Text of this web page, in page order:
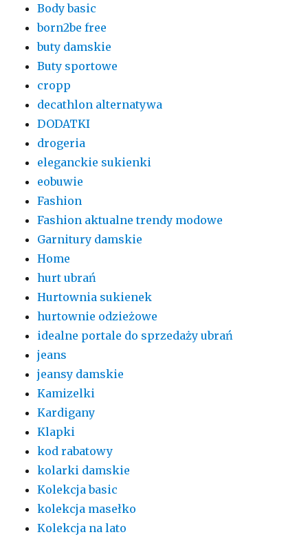
Body basic
born2be free
buty damskie
Buty sportowe
cropp
decathlon alternatywa
DODATKI
drogeria
eleganckie sukienki
eobuwie
Fashion
Fashion aktualne trendy modowe
Garnitury damskie
Home
hurt ubrań
Hurtownia sukienek
hurtownie odzieżowe
idealne portale do sprzedaży ubrań
jeans
jeansy damskie
Kamizelki
Kardigany
Klapki
kod rabatowy
kolarki damskie
Kolekcja basic
kolekcja masełko
Kolekcja na lato